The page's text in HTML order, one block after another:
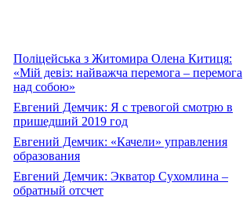
Поліцейська з Житомира Олена Китиця:
«Мій девіз: найважча перемога – перемога
над собою»
Евгений Демчик: Я с тревогой смотрю в
пришедший 2019 год
Евгений Демчик: «Качели» управления
образования
Евгений Демчик: Экватор Сухомлина –
обратный отсчет